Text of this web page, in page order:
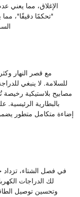
الإغلاق، مما يعني
"تحكمًا دقيقًا"،
مع قصر النهار
للسلامة. لا ينبغي
مصابيح بلاستيكية
إضاءة متكامل متطور
في فصل الشتاء،
لك الدراجات
وتحسين توصيل